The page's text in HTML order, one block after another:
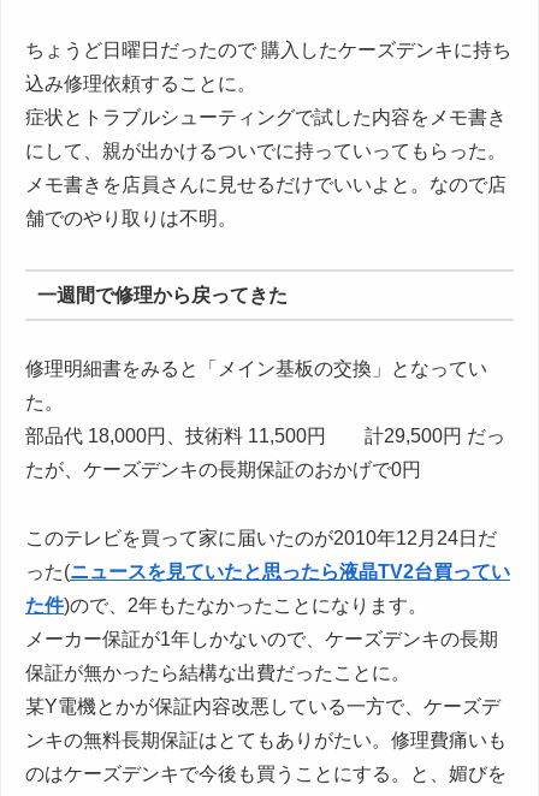
ちょうど日曜日だったので 購入したケーズデンキに持ち
込み修理依頼することに。
症状とトラブルシューティングで試した内容をメモ書き
にして、親が出かけるついでに持っていってもらった。
メモ書きを店員さんに見せるだけでいいよと。なので店
舗でのやり取りは不明。
一週間で修理から戻ってきた
修理明細書をみると「メイン基板の交換」となってい
た。
部品代 18,000円、技術料 11,500円 計29,500円 だっ
たが、ケーズデンキの長期保証のおかげで0円
このテレビを買って家に届いたのが2010年12月24日だ
った(ニュースを見ていたと思ったら液晶TV2台買ってい
た件)ので、2年もたなかったことになります。
メーカー保証が1年しかないので、ケーズデンキの長期
保証が無かったら結構な出費だったことに。
某Y電機とかが保証内容改悪している一方で、ケーズデ
ンキの無料長期保証はとてもありがたい。修理費痛いも
のはケーズデンキで今後も買うことにする。と、媚びを